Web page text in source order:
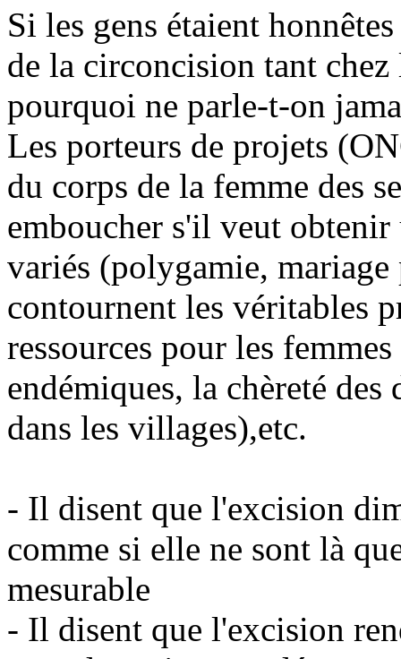
Si les gens étaient
de la circoncision tant
pourquoi ne parle-t-on
Les porteurs de projets
du corps de la femme des
emboucher s'il veut obtenir
variés (polygamie,
contournent les véritables
ressources pour les
endémiques, la chèreté
dans les villages),etc.
- Il disent que l'excision
comme si elle ne sont là
mesurable
- Il disent que l'excision